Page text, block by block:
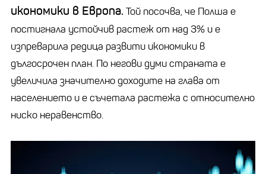
икономики в Европа. Той посочва, че Полша е
постигнала устойчив растеж от над 3% и е
изпреварила редица развити икономики в
дългосрочен план. По негови думи страната е
увеличила значително доходите на глава от
населението и е съчетала растежа с относително
ниско неравенство.